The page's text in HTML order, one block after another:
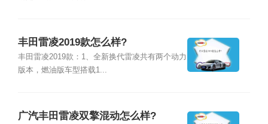
丰田雷凌2019款怎么样?
丰田雷凌2019款：1、全新换代雷凌共有两个动力
版本，燃油版车型搭载1...
广汽丰田雷凌双擎混动怎么样?